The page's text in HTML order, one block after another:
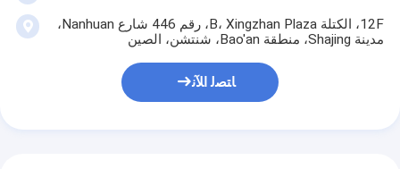
12F، الكتلة B، Xingzhan Plaza، رقم 446 شارع Nanhuan،
مدينة Shajing، منطقة Bao'an، شنتشن، الصين
ﺎﺘﺼﻟ ﺍﻶﻧ